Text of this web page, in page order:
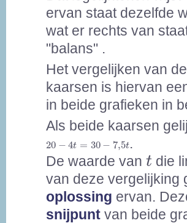
ervan staat dezelfde
wat er rechts van
"balans" .
Het vergelijken van
kaarsen is hiervan
in beide grafieken in
Als beide kaarsen
20 − 4t = 30 − 7,5t
20 =30 7,5
.
De waarde van t
t die
van deze vergelijking
oplossing ervan.
snijpunt van beide